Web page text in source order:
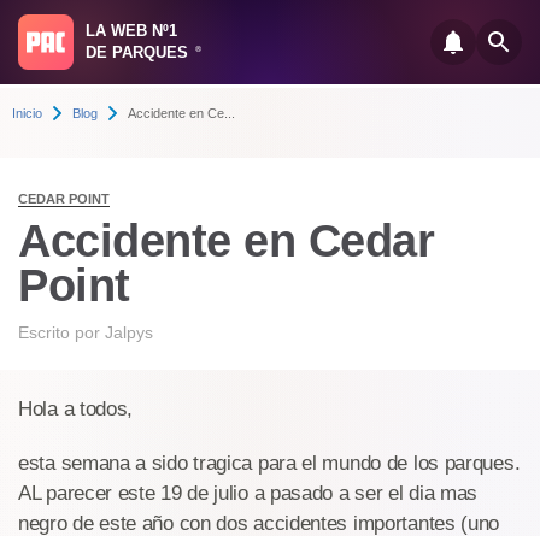
LA WEB Nº1
DE PARQUES
®
Inicio Blog Accidente en Ce...
CEDAR POINT
Accidente en Cedar
Point
Escrito por Jalpys
Hola a todos,
esta semana a sido tragica para el mundo de los parques.
AL parecer este 19 de julio a pasado a ser el dia mas
negro de este año con dos accidentes importantes (uno